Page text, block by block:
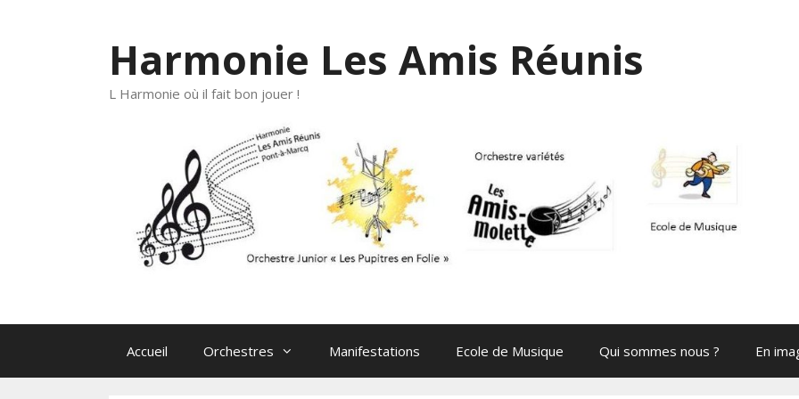
Harmonie Les Amis Réunis
L Harmonie où il fait bon jouer !
Accueil Orchestres Manifestations Ecole de Musique Qui sommes nous ? En